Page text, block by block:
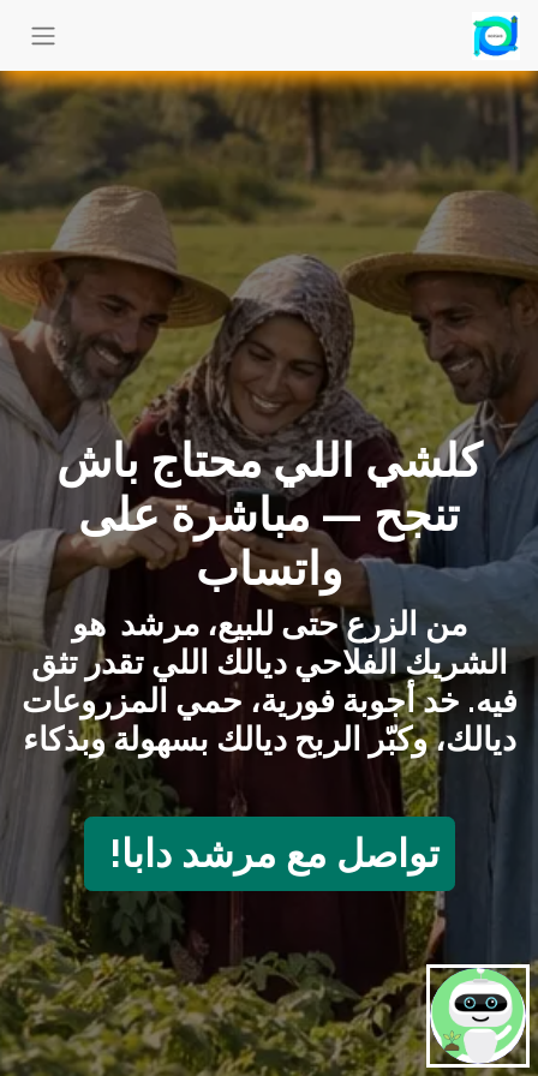
كلشي اللي محتاج باش
تنجح — مباشرة على
واتساب
من الزرع حتى للبيع، مرشد هو
الشريك الفلاحي ديالك اللي تقدر تثق
فيه. خد أجوبة فورية، حمي المزروعات
ديالك، وكبّر الربح ديالك بسهولة وبذكاء
تواصل مع مرشد دابا!